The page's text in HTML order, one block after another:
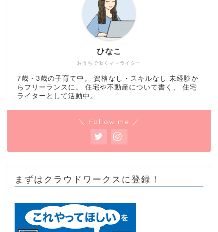
おうちで働くママライター
ひなこ
7歳・3歳の子育て中。 資格なし・スキルなし 未経験か
らフリーランスに。 住宅や不動産について書く、 住宅
ライターとして活動中。
＼ Follow me ／
まずはクラウドワークスに登録！